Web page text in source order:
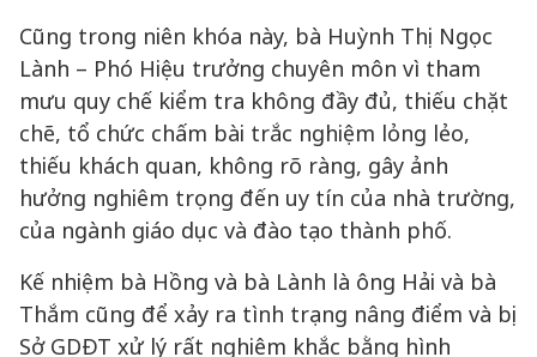
Cũng trong niên khóa này, bà Huỳnh Thị Ngọc
Lành – Phó Hiệu trưởng chuyên môn vì tham
mưu quy chế kiểm tra không đầy đủ, thiếu chặt
chẽ, tổ chức chấm bài trắc nghiệm lỏng lẻo,
thiếu khách quan, không rõ ràng, gây ảnh
hưởng nghiêm trọng đến uy tín của nhà trường,
của ngành giáo dục và đào tạo thành phố.
Kế nhiệm bà Hồng và bà Lành là ông Hải và bà
Thắm cũng để xảy ra tình trạng nâng điểm và bị
Sở GDĐT xử lý rất nghiêm khắc bằng hình